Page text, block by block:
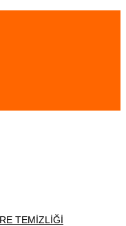
TEMİZLİĞİ